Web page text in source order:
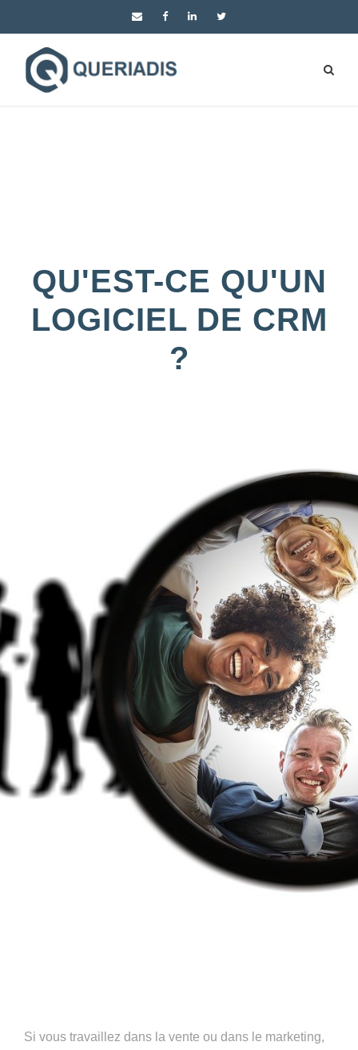
QU'EST-CE QU'UN
LOGICIEL DE CRM
?
Si vous travaillez dans la vente ou dans le marketing,